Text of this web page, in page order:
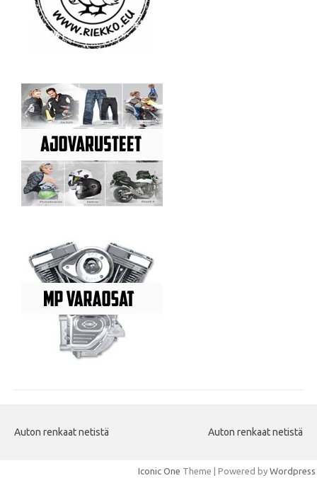
Auton renkaat netistä Auton renkaat netistä
Iconic One Theme | Powered by Wordpress